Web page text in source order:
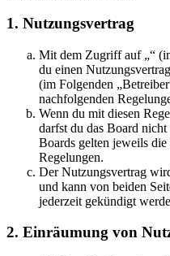
1. Nutzungsvertrag
Mit dem Zugriff auf „“
du einen
(im Folgenden
nachfolgenden
Wenn du mit diesen
darfst du das Board
Boards gelten jeweils
Regelungen.
Der Nutzungsvertrag
und kann von beiden
jederzeit gekündigt
2. Einräumung von